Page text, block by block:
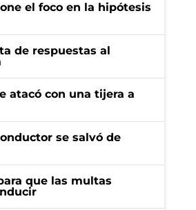
el foco en la hipótesis
de respuestas al
atacó con una tijera a
se salvó de
que las multas